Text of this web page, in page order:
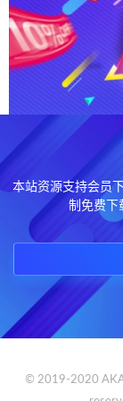
本站资源支持会员
制免费下
© 2019-2020